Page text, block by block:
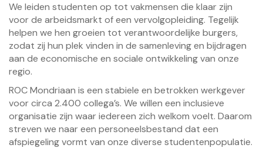
We leiden studenten op tot vakmensen die klaar zijn
voor de arbeidsmarkt of een vervolgopleiding. Tegelijk
helpen we hen groeien tot verantwoordelijke burgers,
zodat zij hun plek vinden in de samenleving en bijdragen
aan de economische en sociale ontwikkeling van onze
regio.
ROC Mondriaan is een stabiele en betrokken werkgever
voor circa 2.400 collega’s. We willen een inclusieve
organisatie zijn waar iedereen zich welkom voelt. Daarom
streven we naar een personeelsbestand dat een
afspiegeling vormt van onze diverse studentenpopulatie.